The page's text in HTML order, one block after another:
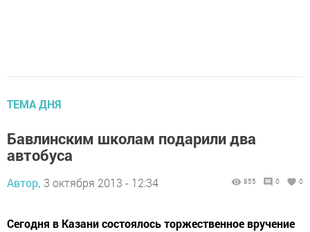
ТЕМА ДНЯ
Бавлинским школам подарили два
автобуса
Автор, 3 октября 2013 - 12:34 855 0 0
Сегодня в Казани состоялось торжественное вручение